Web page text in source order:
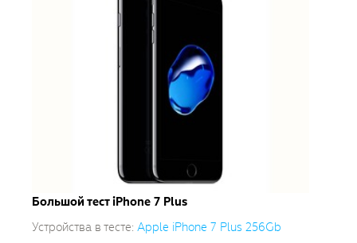
Большой тест iPhone 7 Plus
Устройства в тесте: Apple iPhone 7 Plus 256Gb